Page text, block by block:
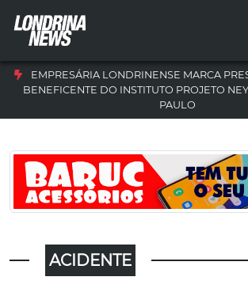
EMPRESÁRIA LONDRINENSE MARCA
BENEFICENTE DO INSTITUTO PROJETO
PAULO
ACIDENTE